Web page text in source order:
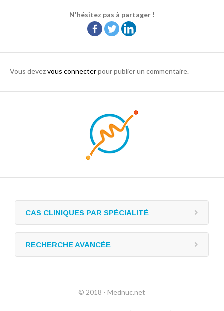
N'hésitez pas à partager !
Vous devezvous connecterpour publier un commentaire.
CAS CLINIQUES PAR SPÉCIALITÉ
RECHERCHE AVANCÉE
© 2018 - Mednuc.net